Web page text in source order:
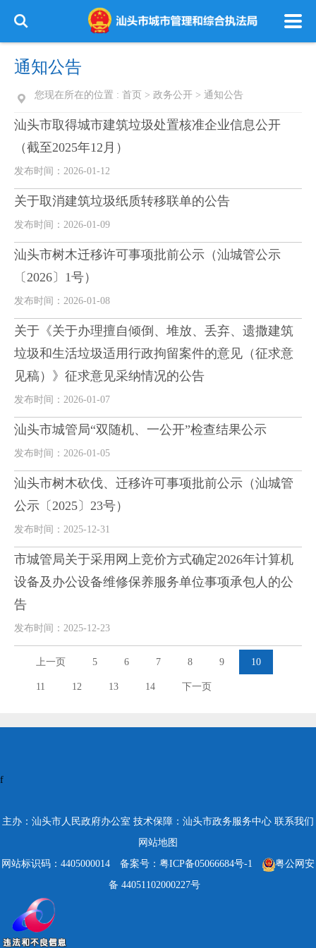
通知公告
您现在所在的位置 : 首页 > 政务公开 > 通知公告
汕头市取得城市建筑垃圾处置核准企业信息公开
（截至2025年12月）
发布时间：2026-01-12
关于取消建筑垃圾纸质转移联单的公告
发布时间：2026-01-09
汕头市树木迁移许可事项批前公示（汕城管公示
〔2026〕1号）
发布时间：2026-01-08
关于《关于办理擅自倾倒、堆放、丢弃、遗撒建筑
垃圾和生活垃圾适用行政拘留案件的意见（征求意
见稿）》征求意见采纳情况的公告
发布时间：2026-01-07
汕头市城管局“双随机、一公开”检查结果公示
发布时间：2026-01-05
汕头市树木砍伐、迁移许可事项批前公示（汕城管
公示〔2025〕23号）
发布时间：2025-12-31
市城管局关于采用网上竞价方式确定2026年计算机
设备及办公设备维修保养服务单位事项承包人的公
告
发布时间：2025-12-23
上一页 5 6 7 8 9 10
11 12 13 14 下一页
主办：汕头市人民政府办公室 技术保障：汕头市政务服务中心 联系我们
网站地图
网站标识码：4405000014
备案号：粤ICP备05066684号-1
粤公网安
备 44051102000227号
f